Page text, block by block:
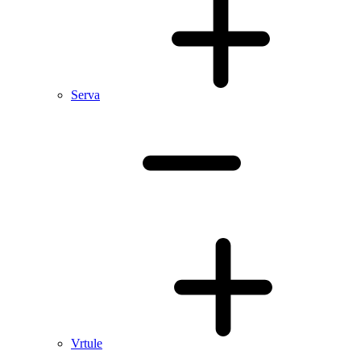
Serva
Vrtule